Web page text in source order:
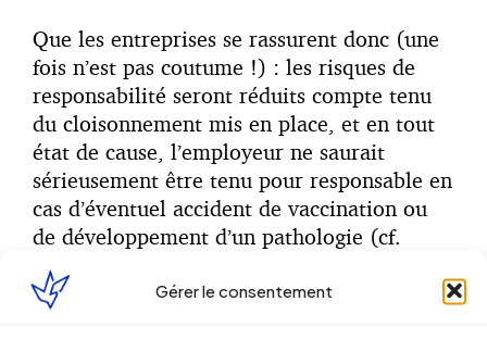
Gérer le consentement
Que les entreprises se rassurent donc (une
fois n’est pas coutume !) : les risques de
responsabilité seront réduits compte tenu
du cloisonnement mis en place, et en tout
état de cause, l’employeur ne saurait
sérieusement être tenu pour responsable en
cas d’éventuel accident de vaccination ou
de développement d’un pathologie (cf.
contre-indications, etc.) au seul motif
d’avoir informé les salarié sur la possibilité